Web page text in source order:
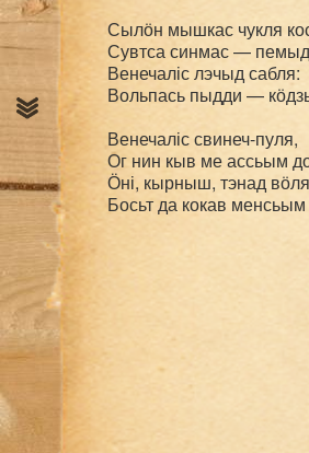
Сылӧн мышкас чукля
Сувтса синмас — пемыд
Венечаліс лэчыд сабля:
Вольпась пыдди —
Венечаліс свинеч-пуля,
Ог нин кыв ме ассьым
Ӧні, кырныш, тэнад
Босьт да кокав